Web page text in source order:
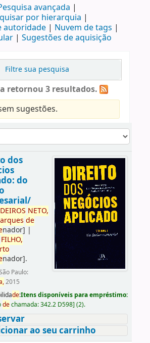
avançada
por hierarquia
autoridade
Nuvem de tags
Sugestões de aquisição
Filtre sua pesquisa
retornou 3 resultados.
sugestões.
dos
do
DEIROS NETO,
de
nador] |
FILHO,
nador].
Paulo:
2015
de:Itens disponíveis para empréstimo:
dechamada:342.2 D598] (2).
ao seu carrinho